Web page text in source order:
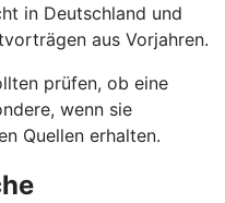
in Deutschland und
aus Vorjahren.
prüfen, ob eine
wenn sie
Quellen erhalten.